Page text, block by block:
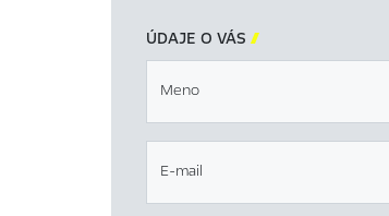
ÚDAJE O VÁS 
Meno
E-mail